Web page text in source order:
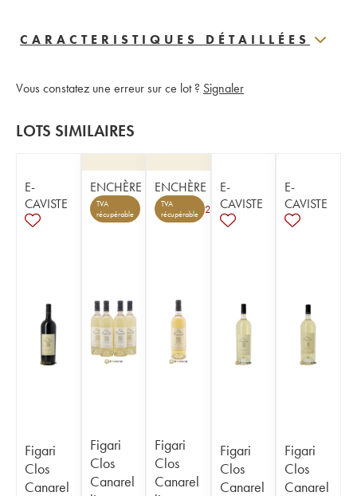
CARACTERISTIQUES DÉTAILLÉES
Vous constatez une erreur sur ce lot ? Signaler
LOTS SIMILAIRES
E-
CAVISTE
Figari
Clos
Canarel
ENCHÈRE
TVA
récupérable
Figari
Clos
Canarel
ENCHÈRE
TVA
récupérable
2
Figari
Clos
Canarel
E-
CAVISTE
Figari
Clos
Canarel
E-
CAVISTE
Figari
Clos
Canarel